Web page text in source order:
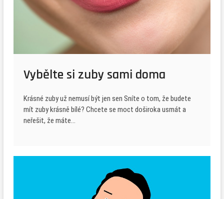
Vybělte si zuby sami doma
Krásné zuby už nemusí být jen sen Sníte o tom, že budete
mít zuby krásně bílé? Chcete se moct doširoka usmát a
neřešit, že máte…